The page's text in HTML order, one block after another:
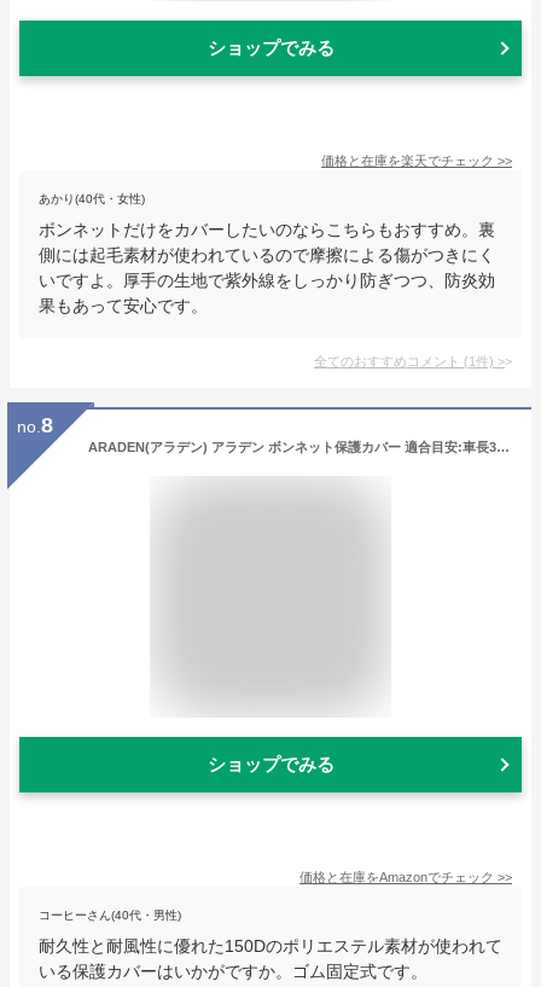
ショップでみる
価格と在庫を楽天でチェック >>
あかり(40代・女性)
ボンネットだけをカバーしたいのならこちらもおすすめ。裏
側には起毛素材が使われているので摩擦による傷がつきにく
いですよ。厚手の生地で紫外線をしっかり防ぎつつ、防炎効
果もあって安心です。
全てのおすすめコメント (1件) >
no. 8
ARADEN(アラデン) アラデン ボンネット保護カバー 適合目安:車長3.30m~4.50m/車幅1.40m~1.70m 一般車 BC2
ショップでみる
価格と在庫をAmazonでチェック >>
コーヒーさん(40代・男性)
耐久性と耐風性に優れた150Dのポリエステル素材が使われて
いる保護カバーはいかがですか。ゴム固定式です。